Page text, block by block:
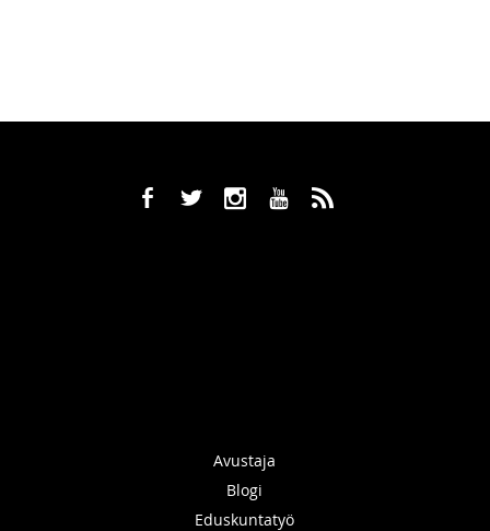
b a x r ,
Avustaja
Blogi
Eduskuntatyö